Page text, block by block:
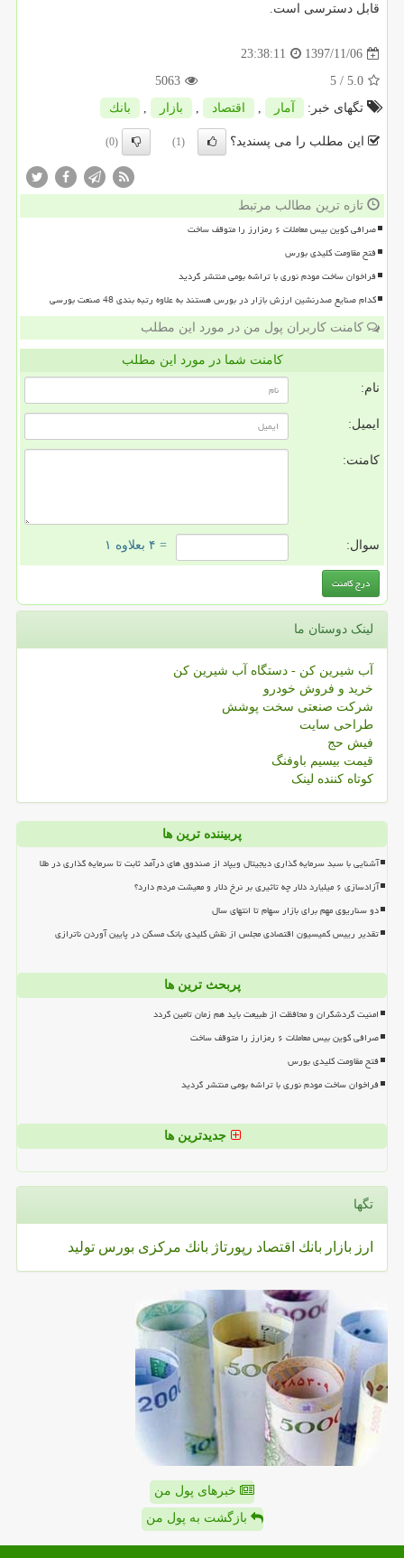
قابل دسترسی است.
1397/11/06
23:38:11
5.0
/ 5
5063
تگهای خبر:
آمار , اقتصاد , بازار , بانك
این مطلب را می پسندید؟ (1)
(0)
تازه ترین مطالب مرتبط
صرافی کوین بیس معاملات ۶ رمزارز را متوقف ساخت
فتح مقاومت کلیدی بورس
فراخوان ساخت مودم نوری با تراشه بومی منتشر گردید
کدام صنایع صدرنشین ارزش بازار در بورس هستند به علاوه رتبه بندی 48 صنعت بورسی
کامنت کاربران پول من در مورد این مطلب
کامنت شما در مورد این مطلب
نام:
ایمیل:
کامنت:
سوال: = ۴ بعلاوه ۱
لینک دوستان ما
آب شیرین کن - دستگاه آب شیرین کن
خرید و فروش خودرو
شرکت صنعتی سخت پوشش
طراحی سایت
فیش حج
قیمت بیسیم باوفنگ
کوتاه کننده لینک
پربیننده ترین ها
آشنایی با سبد سرمایه گذاری دیجیتال ویپاد از صندوق های درآمد ثابت تا سرمایه گذاری در طلا
آزادسازی ۶ میلیارد دلار چه تاثیری بر نرخ دلار و معیشت مردم دارد؟
دو سناریوی مهم برای بازار سهام تا انتهای سال
تقدیر رییس کمیسیون اقتصادی مجلس از نقش کلیدی بانک مسکن در پایین آوردن ناترازی
پربحث ترین ها
امنیت گردشگران و محافظت از طبیعت باید هم زمان تامین گردد
صرافی کوین بیس معاملات ۶ رمزارز را متوقف ساخت
فتح مقاومت کلیدی بورس
فراخوان ساخت مودم نوری با تراشه بومی منتشر گردید
جدیدترین ها
تگها
ارز بازار بانك اقتصاد رپورتاژ بانك مركزی بورس تولید
خبرهای پول من
بازگشت به پول من